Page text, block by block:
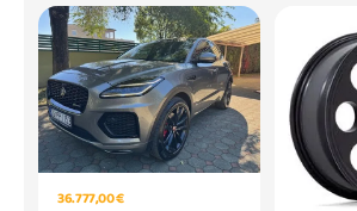
36.777,00 €